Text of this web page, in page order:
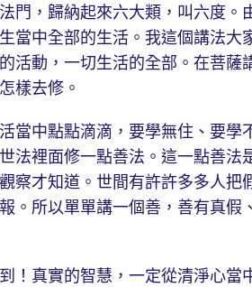
，歸納起來六大類，叫六度。
當中全部的生活。我這個講法大
活動，一切生活的全部。在菩薩
樣去修。
中點點滴滴，要學無住、要學
法裡面修一點善法。這一點善法
察才知道。世間有許許多多人把
。所以單單講一個善，善有真假
真實的智慧，一定從清淨心當